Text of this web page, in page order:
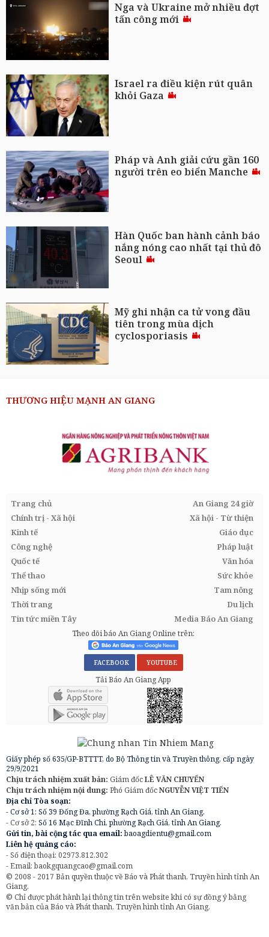
Nga và Ukraine mở nhiều đợt
tấn công mới
Israel ra điều kiện rút quân
khỏi Gaza
Pháp và Anh giải cứu gần 160
người trên eo biển Manche
Hàn Quốc ban hành cảnh báo
nắng nóng cao nhất tại thủ đô
Seoul
Mỹ ghi nhận ca tử vong đầu
tiên trong mùa dịch
cyclosporiasis
THƯƠNG HIỆU MẠNH AN GIANG
Trang chủ
An Giang 24 giờ
Chính trị - Xã hội
Xã hội - Từ thiện
Kinh tế
Giáo dục
Công nghệ
Pháp luật
Quốc tế
Văn hóa
Thể thao
Sức khỏe
Nhịp sống mới
Tam nông
Thời trang
Du lịch
Tin tức miền Tây
Media Báo An Giang
Theo dõi báo An Giang Online trên:
FACEBOOK YOUTUBE
Tải Báo An Giang App
Giấy phép số 635/GP-BTTTT, do Bộ Thông tin và Truyền thông, cấp ngày
29/9/2021
Chịu trách nhiệm xuất bản: Giám đốcLÊ VĂN CHUYỂN
Chịu trách nhiệm nội dung: Phó Giám đốcNGUYỄN VIỆT TIẾN
Địa chỉ Tòa soạn:
- Cơ sở 1: Số 39 Đống Đa, phường Rạch Giá, tỉnh An Giang.
- Cơ sở 2: Số 16 Mạc Đĩnh Chi, phường Rạch Giá, tỉnh An Giang.
Gửi tin, bài cộng tác qua email:baoagdientu@gmail.com
Liên hệ quảng cáo:
- Số điện thoại: 02973.812.302
- Email:baokgquangcao@gmail.com
© 2008 - 2017 Bản quyền thuộc về Báo và Phát thanh, Truyền hình tỉnh An
Giang.
© Chỉ được phát hành lại thông tin trên website khi có sự đồng ý bằng
văn bản của Báo và Phát thanh, Truyền hình tỉnh An Giang.